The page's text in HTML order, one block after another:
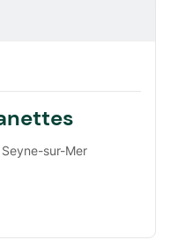
Seyne-sur-Mer